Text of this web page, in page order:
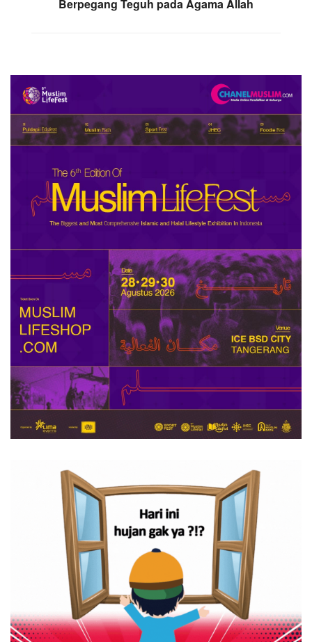
Berpegang Teguh pada Agama Allah